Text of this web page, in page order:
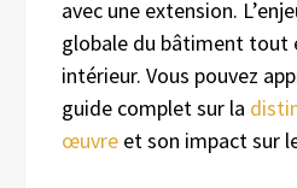
avec une extension.
globale du bâtiment tout
intérieur. Vous pouvez
guide complet sur la
œuvre et son impact sur